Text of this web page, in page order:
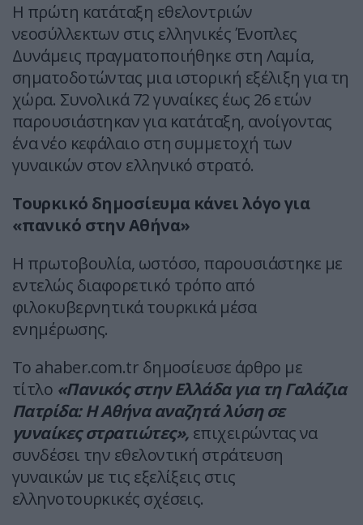
Η πρώτη κατάταξη εθελοντριών
νεοσύλλεκτων στις ελληνικές Ένοπλες
Δυνάμεις πραγματοποιήθηκε στη Λαμία,
σηματοδοτώντας μια ιστορική εξέλιξη για τη
χώρα. Συνολικά 72 γυναίκες έως 26 ετών
παρουσιάστηκαν για κατάταξη, ανοίγοντας
ένα νέο κεφάλαιο στη συμμετοχή των
γυναικών στον ελληνικό στρατό.
Τουρκικό δημοσίευμα κάνει λόγο για
«πανικό στην Αθήνα»
Η πρωτοβουλία, ωστόσο, παρουσιάστηκε με
εντελώς διαφορετικό τρόπο από
φιλοκυβερνητικά τουρκικά μέσα
ενημέρωσης.
Το ahaber.com.tr δημοσίευσε άρθρο με
τίτλο «Πανικός στην Ελλάδα για τη Γαλάζια
Πατρίδα: Η Αθήνα αναζητά λύση σε
γυναίκες στρατιώτες», επιχειρώντας να
συνδέσει την εθελοντική στράτευση
γυναικών με τις εξελίξεις στις
ελληνοτουρκικές σχέσεις.